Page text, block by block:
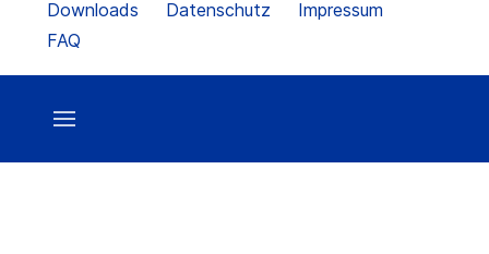
Downloads
Datenschutz
Impressum
FAQ